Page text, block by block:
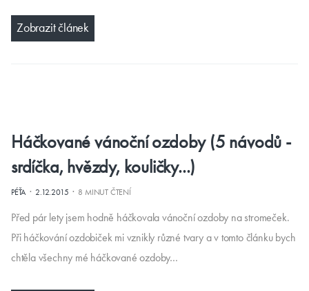
Zobrazit článek
Háčkované vánoční ozdoby (5 návodů -
srdíčka, hvězdy, kouličky...)
PÉŤA· 2.12.2015 · 8 MINUT ČTENÍ
Před pár lety jsem hodně háčkovala vánoční ozdoby na stromeček.
Při háčkování ozdobiček mi vznikly různé tvary a v tomto článku bych
chtěla všechny mé háčkované ozdoby…